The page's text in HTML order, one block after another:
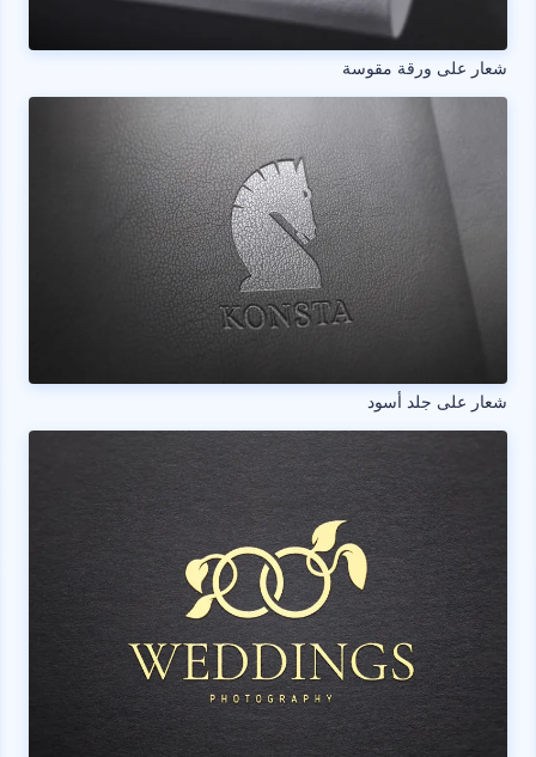
شعار على ورقة مقوسة
شعار على جلد أسود